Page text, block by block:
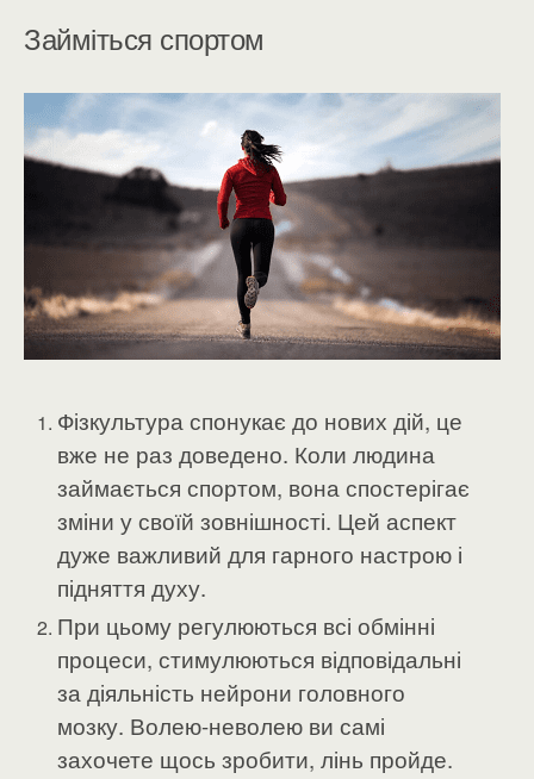
Займіться спортом
Фізкультура спонукає до нових дій, це
вже не раз доведено. Коли людина
займається спортом, вона спостерігає
зміни у своїй зовнішності. Цей аспект
дуже важливий для гарного настрою і
підняття духу.
При цьому регулюються всі обмінні
процеси, стимулюються відповідальні
за діяльність нейрони головного
мозку. Волею-неволею ви самі
захочете щось зробити, лінь пройде.